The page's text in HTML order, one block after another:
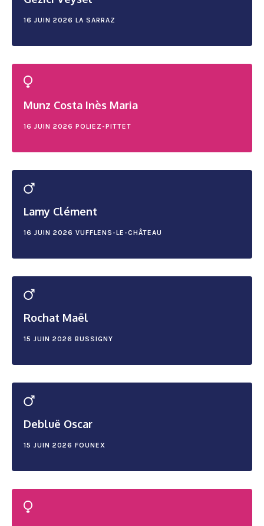
16 JUIN 2026 LA SARRAZ
Munz Costa Inès Maria
16 JUIN 2026 POLIEZ-PITTET
Lamy Clément
16 JUIN 2026 VUFFLENS-LE-CHÂTEAU
Rochat Maël
15 JUIN 2026 BUSSIGNY
Debluë Oscar
15 JUIN 2026 FOUNEX